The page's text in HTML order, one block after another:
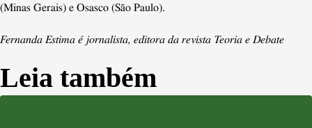
(Minas Gerais) e Osasco (São Paulo).
Fernanda Estima é jornalista, editora da revista Teoria e Debate
Leia também